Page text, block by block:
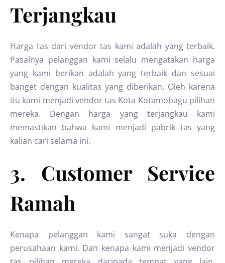
Terjangkau
Harga tas dari vendor tas kami adalah yang terbaik.
Pasalnya pelanggan kami selalu mengatakan harga
yang kami berikan adalah yang terbaik dan sesuai
banget dengan kualitas yang diberikan. Oleh karena
itu kami menjadi vendor tas Kota Kotamobagu pilihan
mereka. Dengan harga yang terjangkau kami
memastikan bahwa kami menjadi pabrik tas yang
kalian cari selama ini.
3. Customer Service
Ramah
Kenapa pelanggan kami sangat suka dengan
perusahaan kami. Dan kenapa kami menjadi vendor